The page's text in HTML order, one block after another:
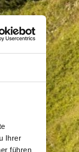
Ihrer
führen